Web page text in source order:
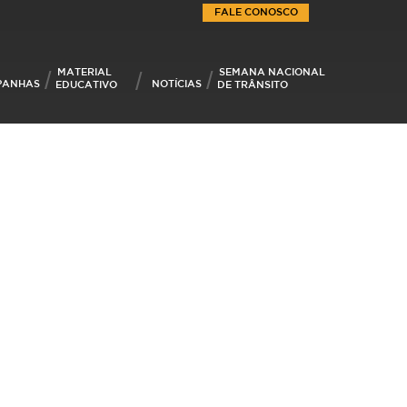
MATERIAL
EDUCATIVO
NOTÍCIAS
SEMANA NACIONAL
DE TRÂNSITO
FALE CONOSCO